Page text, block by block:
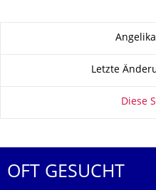
Letzte
Diese
OFT GESUCHT